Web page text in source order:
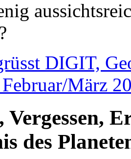
DIGIT,
März
des